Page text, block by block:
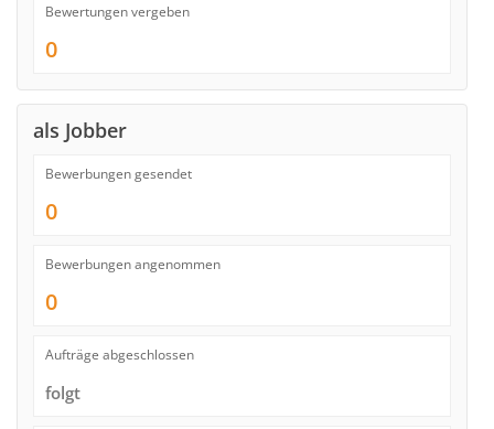
Bewertungen vergeben
0
als Jobber
Bewerbungen gesendet
0
Bewerbungen angenommen
0
Aufträge abgeschlossen
folgt